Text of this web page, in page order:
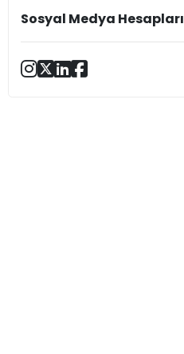
Sosyal Medya Hesapları